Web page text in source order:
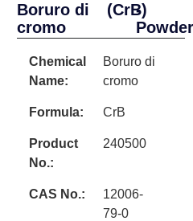
Boruro di
cromo
(CrB)
-
Chemical
Name:
Boruro di
cromo
Formula: CrB
Product
No.:
240500
CAS No.:
12006-
79-0